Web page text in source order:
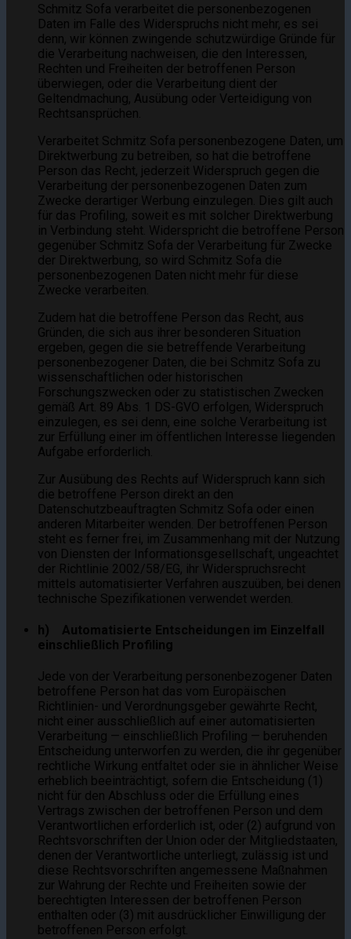
Schmitz Sofa verarbeitet die personenbezogenen
Daten im Falle des Widerspruchs nicht mehr, es sei
denn, wir können zwingende schutzwürdige Gründe für
die Verarbeitung nachweisen, die den Interessen,
Rechten und Freiheiten der betroffenen Person
überwiegen, oder die Verarbeitung dient der
Geltendmachung, Ausübung oder Verteidigung von
Rechtsansprüchen.
Verarbeitet Schmitz Sofa personenbezogene Daten, um
Direktwerbung zu betreiben, so hat die betroffene
Person das Recht, jederzeit Widerspruch gegen die
Verarbeitung der personenbezogenen Daten zum
Zwecke derartiger Werbung einzulegen. Dies gilt auch
für das Profiling, soweit es mit solcher Direktwerbung
in Verbindung steht. Widerspricht die betroffene Person
gegenüber Schmitz Sofa der Verarbeitung für Zwecke
der Direktwerbung, so wird Schmitz Sofa die
personenbezogenen Daten nicht mehr für diese
Zwecke verarbeiten.
Zudem hat die betroffene Person das Recht, aus
Gründen, die sich aus ihrer besonderen Situation
ergeben, gegen die sie betreffende Verarbeitung
personenbezogener Daten, die bei Schmitz Sofa zu
wissenschaftlichen oder historischen
Forschungszwecken oder zu statistischen Zwecken
gemäß Art. 89 Abs. 1 DS-GVO erfolgen, Widerspruch
einzulegen, es sei denn, eine solche Verarbeitung ist
zur Erfüllung einer im öffentlichen Interesse liegenden
Aufgabe erforderlich.
Zur Ausübung des Rechts auf Widerspruch kann sich
die betroffene Person direkt an den
Datenschutzbeauftragten Schmitz Sofa oder einen
anderen Mitarbeiter wenden. Der betroffenen Person
steht es ferner frei, im Zusammenhang mit der Nutzung
von Diensten der Informationsgesellschaft, ungeachtet
der Richtlinie 2002/58/EG, ihr Widerspruchsrecht
mittels automatisierter Verfahren auszuüben, bei denen
technische Spezifikationen verwendet werden.
h) Automatisierte Entscheidungen im Einzelfall
einschließlich Profiling
Jede von der Verarbeitung personenbezogener Daten
betroffene Person hat das vom Europäischen
Richtlinien- und Verordnungsgeber gewährte Recht,
nicht einer ausschließlich auf einer automatisierten
Verarbeitung — einschließlich Profiling — beruhenden
Entscheidung unterworfen zu werden, die ihr gegenüber
rechtliche Wirkung entfaltet oder sie in ähnlicher Weise
erheblich beeinträchtigt, sofern die Entscheidung (1)
nicht für den Abschluss oder die Erfüllung eines
Vertrags zwischen der betroffenen Person und dem
Verantwortlichen erforderlich ist, oder (2) aufgrund von
Rechtsvorschriften der Union oder der Mitgliedstaaten,
denen der Verantwortliche unterliegt, zulässig ist und
diese Rechtsvorschriften angemessene Maßnahmen
zur Wahrung der Rechte und Freiheiten sowie der
berechtigten Interessen der betroffenen Person
enthalten oder (3) mit ausdrücklicher Einwilligung der
betroffenen Person erfolgt.